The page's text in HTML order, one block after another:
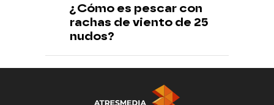
¿Cómo es pescar con
rachas de viento de 25
nudos?